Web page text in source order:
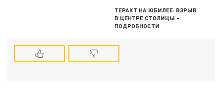
ТЕРАКТ НА ЮБИЛЕЕ: ВЗРЫВ
В ЦЕНТРЕ СТОЛИЦЫ -
ПОДРОБНОСТИ